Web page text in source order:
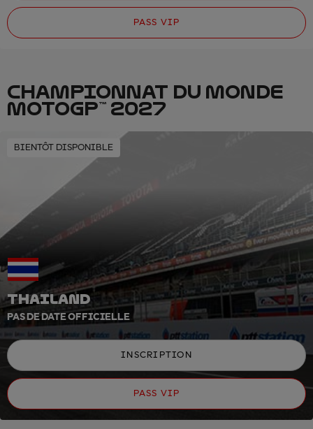
PASS VIP
CHAMPIONNAT DU MONDE
MOTOGP™ 2027
BIENTÔT DISPONIBLE
THAILAND
PAS DE DATE OFFICIELLE
INSCRIPTION
PASS VIP